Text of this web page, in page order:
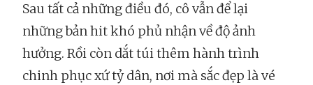
Sau tất cả những điều đó, cô vẫn để lại
những bản hit khó phủ nhận về độ ảnh
hưởng. Rồi còn dắt túi thêm hành trình
chinh phục xứ tỷ dân, nơi mà sắc đẹp là vé